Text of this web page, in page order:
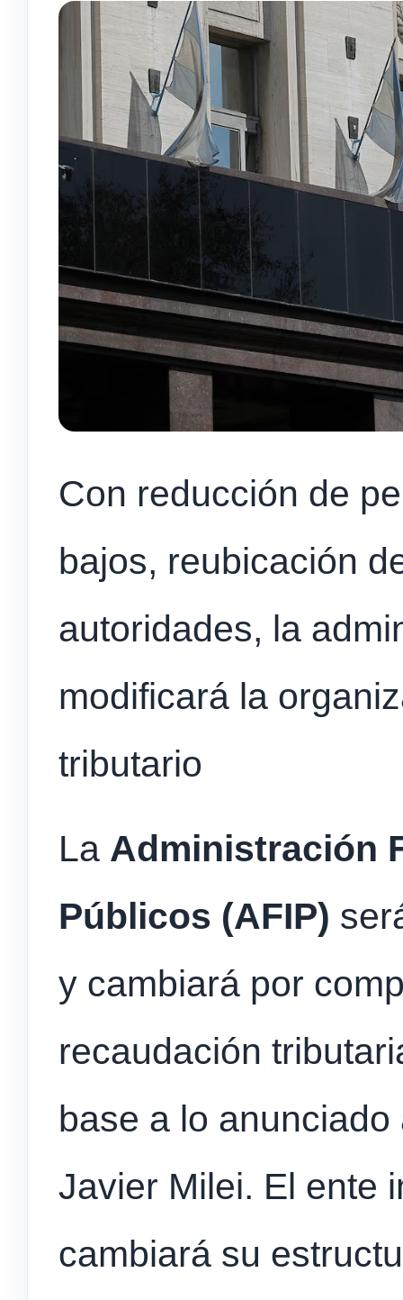
Con reducción de
bajos, reubicación
autoridades, la
modificará la
tributario
La Administración
Públicos (AFIP)
y cambiará por
recaudación
base a lo
Javier Milei. El ente
cambiará su